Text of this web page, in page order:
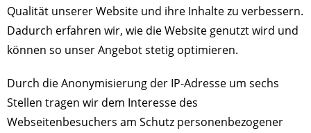
Qualität unserer Website und ihre Inhalte zu verbessern.
Dadurch erfahren wir, wie die Website genutzt wird und
können so unser Angebot stetig optimieren.
Durch die Anonymisierung der IP-Adresse um sechs
Stellen tragen wir dem Interesse des
Webseitenbesuchers am Schutz personenbezogener